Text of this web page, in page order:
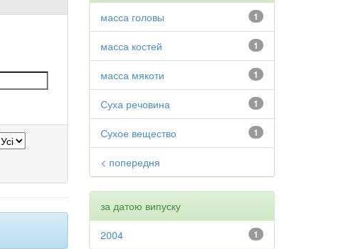
1
масса головы
1
масса костей
1
масса мякоти
1
Суха речовина
1
Сухое вещество
< попередня
за датою випуску
1
2004